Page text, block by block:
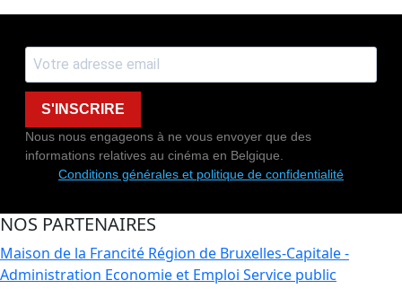
S'INSCRIRE
Nous nous engageons à ne vous envoyer que des
informations relatives au cinéma en Belgique.
Conditions générales et politique de confidentialité
NOS PARTENAIRES
Maison de la Francité Région de Bruxelles-Capitale -
Administration Economie et Emploi Service public